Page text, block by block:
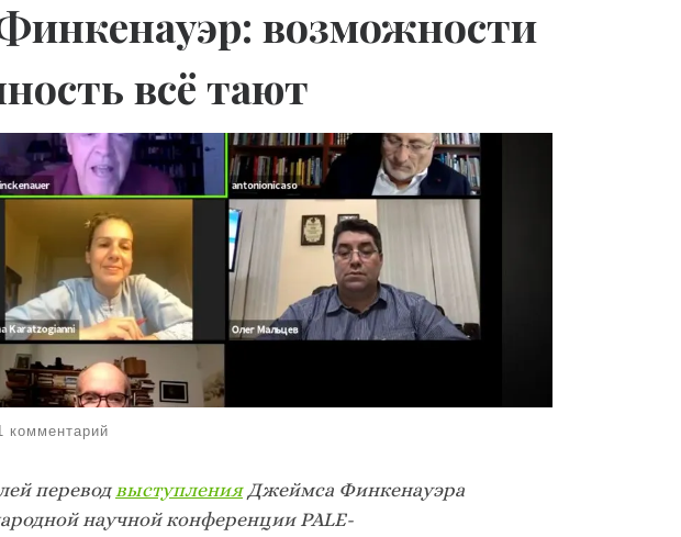
возможности
всё тают
комментарий
переводвыступленияДжеймса Финкенауэра
научной конференции PALE-